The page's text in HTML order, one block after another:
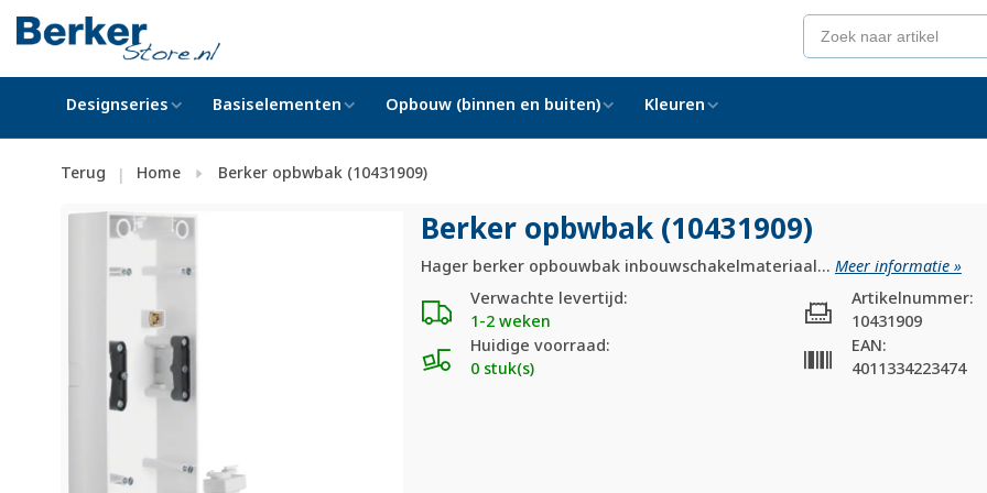
Designseries Basiselementen Opbouw (binnen en buiten) Kleuren
Terug | Home Berker opbwbak (10431909)
Berker opbwbak (10431909)
Hager berker opbouwbak inbouwschakelmateriaal... Meer informatie »
Verwachte levertijd:
1-2 weken
Huidige voorraad:
0 stuk(s)
Artikelnummer:
10431909
EAN:
4011334223474